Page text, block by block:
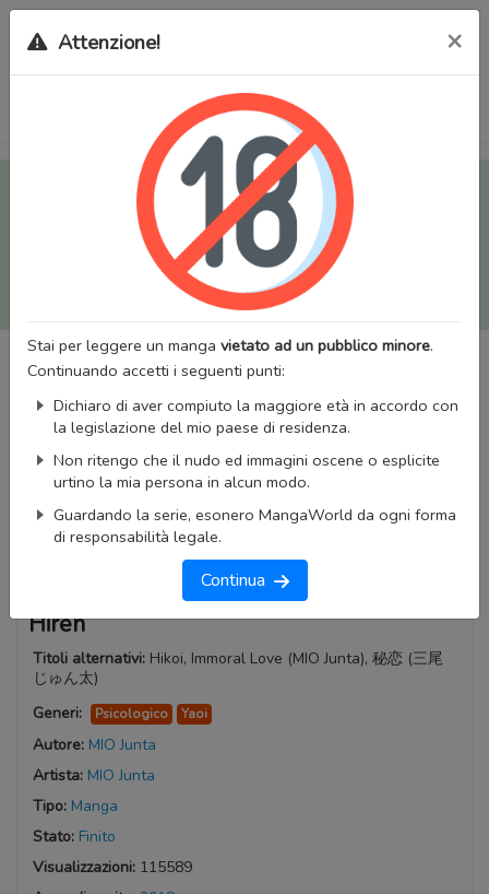
Tutti i Doujinshi e Manga per adulti (+18) sono stati trasferiti
sul nostro nuovo sito (
mangaworldadult.net
); invece, per i
Manga classici, puoi utilizzare
MangaWorld
Potrai effettuare illogincon il tuo account di MangaWorld
tutti i dati sono condivisi tra i due siti,
perderai alcun dato, inclusi bookmarks e premium
Attenzione! ×
Stai per leggere un manga vietato ad un pubblico minore.
Continuando accetti i seguenti punti:
Dichiaro di aver compiuto la maggiore età in accordo con
la legislazione del mio paese di residenza.
Non ritengo che il nudo ed immagini oscene o esplicite
urtino la mia persona in alcun modo.
Guardando la serie, esonero MangaWorld da ogni forma
di responsabilità legale.
Continua
Hiren
Titoli alternativi: Hikoi, Immoral Love (MIO Junta), 秘恋 (三尾
じゅん太)
Generi:
Psicologico Yaoi
Autore: MIO Junta
Artista: MIO Junta
Tipo: Manga
Stato: Finito
Visualizzazioni: 115589